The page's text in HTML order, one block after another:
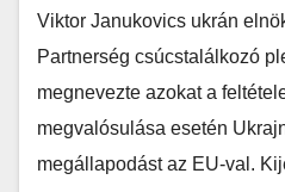
Viktor Janukovics ukrán
Partnerség csúcstalálkozó
megnevezte azokat a
megvalósulása esetén
megállapodást az EU-val.